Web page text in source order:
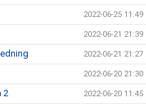
2022-06-25 11:49
2022-06-21 21:39
2022-06-21 21:27
2022-06-20 21:30
2 2022-06-20 11:45